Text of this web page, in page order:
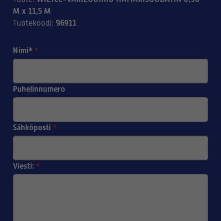
M x 11,5 M
Tuotekoodi: 96911
Nimi* *
Puhelinnumero
Sähköposti *
Viesti: *